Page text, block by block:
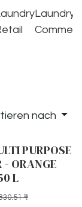
Laundry
nach
PURPOSE
- ORANGE
L
₹